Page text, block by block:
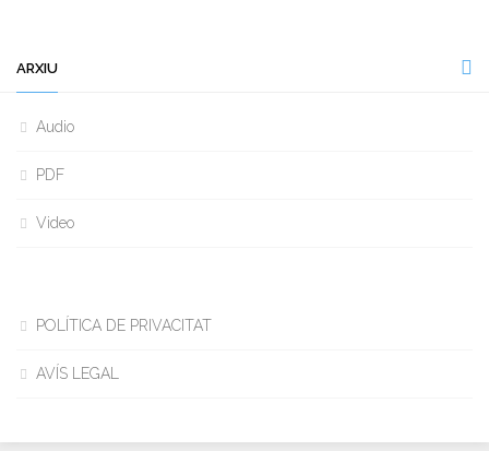
ARXIU
Audio
PDF
Video
POLÍTICA DE PRIVACITAT
AVÍS LEGAL